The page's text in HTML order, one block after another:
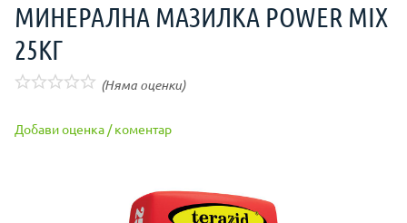
МИНЕРАЛНА МАЗИЛКА POWER MIX
25КГ
(Няма оценки)
Добави оценка / коментар